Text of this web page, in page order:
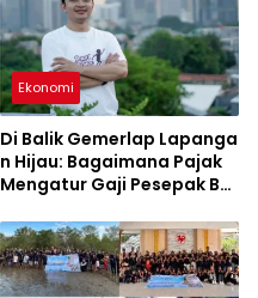
Ekonomi
Di Balik Gemerlap Lapanga
n Hijau: Bagaimana Pajak
Mengatur Gaji Pesepak Bol